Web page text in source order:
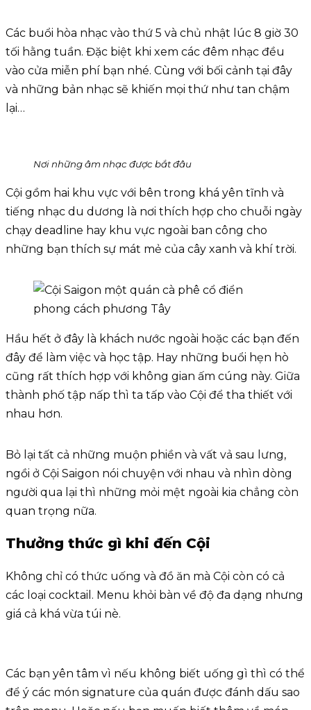
Các buổi hòa nhạc vào thứ 5 và chủ nhật lúc 8 giờ 30
tối hằng tuần. Đặc biệt khi xem các đêm nhạc đều
vào cửa miễn phí bạn nhé. Cùng với bối cảnh tại đây
và những bản nhạc sẽ khiến mọi thứ như tan chậm
lại…
Nơi những âm nhạc được bắt đâu
Cội gồm hai khu vực với bên trong khá yên tĩnh và
tiếng nhạc du dương là nơi thích hợp cho chuỗi ngày
chạy deadline hay khu vực ngoài ban công cho
những bạn thích sự mát mẻ của cây xanh và khí trời.
Hầu hết ở đây là khách nước ngoài hoặc các bạn đến
đây để làm việc và học tập. Hay những buổi hẹn hò
cũng rất thích hợp với không gian ấm cúng này. Giữa
thành phố tập nấp thì ta tấp vào Cội để tha thiết với
nhau hơn.
Bỏ lại tất cả những muộn phiền và vất vả sau lưng,
ngồi ở Cội Saigon nói chuyện với nhau và nhìn dòng
người qua lại thì những mỏi mệt ngoài kia chẳng còn
quan trọng nữa.
Thưởng thức gì khi đến Cội
Không chỉ có thức uống và đồ ăn mà Cội còn có cả
các loại cocktail. Menu khỏi bàn về độ đa dạng nhưng
giá cả khá vừa túi nè.
Các bạn yên tâm vì nếu không biết uống gì thì có thể
để ý các món signature của quán được đánh dấu sao